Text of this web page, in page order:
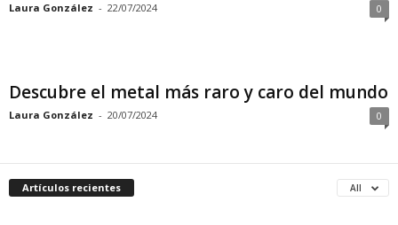
Laura González - 22/07/2024 0
Descubre el metal más raro y caro del mundo
Laura González - 20/07/2024 0
Artículos recientes All